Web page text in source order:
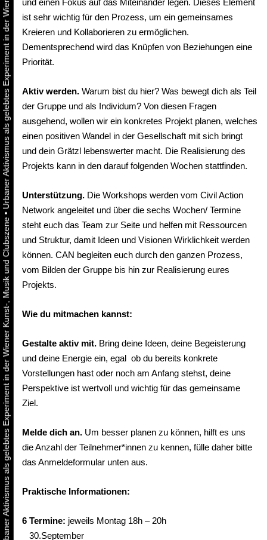
Urbaner Aktivismus als gelebtes Experiment in der Wiener Kunst-, Musik und Clubszene
•
ist sehr wichtig für den Prozess, um ein gemeinsames
Kreieren und Kollaborieren zu ermöglichen.
Dementsprechend wird das Knüpfen von Beziehungen eine
Priorität.
Aktiv werden. Warum bist du hier? Was bewegt dich als Teil
der Gruppe und als Individum? Von diesen Fragen
ausgehend, wollen wir ein konkretes Projekt planen, welches
einen positiven Wandel in der Gesellschaft mit sich bringt
und dein Grätzl lebenswerter macht. Die Realisierung des
Projekts kann in den darauf folgenden Wochen stattfinden.
Unterstützung. Die Workshops werden vom Civil Action
Network angeleitet und über die sechs Wochen/ Termine
steht euch das Team zur Seite und helfen mit Ressourcen
und Struktur, damit Ideen und Visionen Wirklichkeit werden
können. CAN begleiten euch durch den ganzen Prozess,
vom Bilden der Gruppe bis hin zur Realisierung eures
Projekts.
Wie du mitmachen kannst:
Gestalte aktiv mit. Bring deine Ideen, deine Begeisterung
und deine Energie ein, egal ob du bereits konkrete
Vorstellungen hast oder noch am Anfang stehst, deine
Perspektive ist wertvoll und wichtig für das gemeinsame
Ziel.
Melde dich an. Um besser planen zu können, hilft es uns
die Anzahl der Teilnehmer*innen zu kennen, fülle daher bitte
das Anmeldeformular unten aus.
Praktische Informationen:
6 Termine: jeweils Montag 18h – 20h
30.September